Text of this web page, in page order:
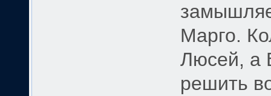
Марго.
Люсей, а
решить